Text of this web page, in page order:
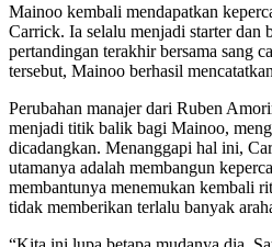
Mainoo kembali mendapatkan
Carrick. Ia selalu menjadi starter dan
pertandingan terakhir bersama sang
tersebut, Mainoo berhasil
Perubahan manajer dari Ruben
menjadi titik balik bagi Mainoo,
dicadangkan. Menanggapi hal ini,
utamanya adalah membangun
membantunya menemukan kembali
tidak memberikan terlalu banyak